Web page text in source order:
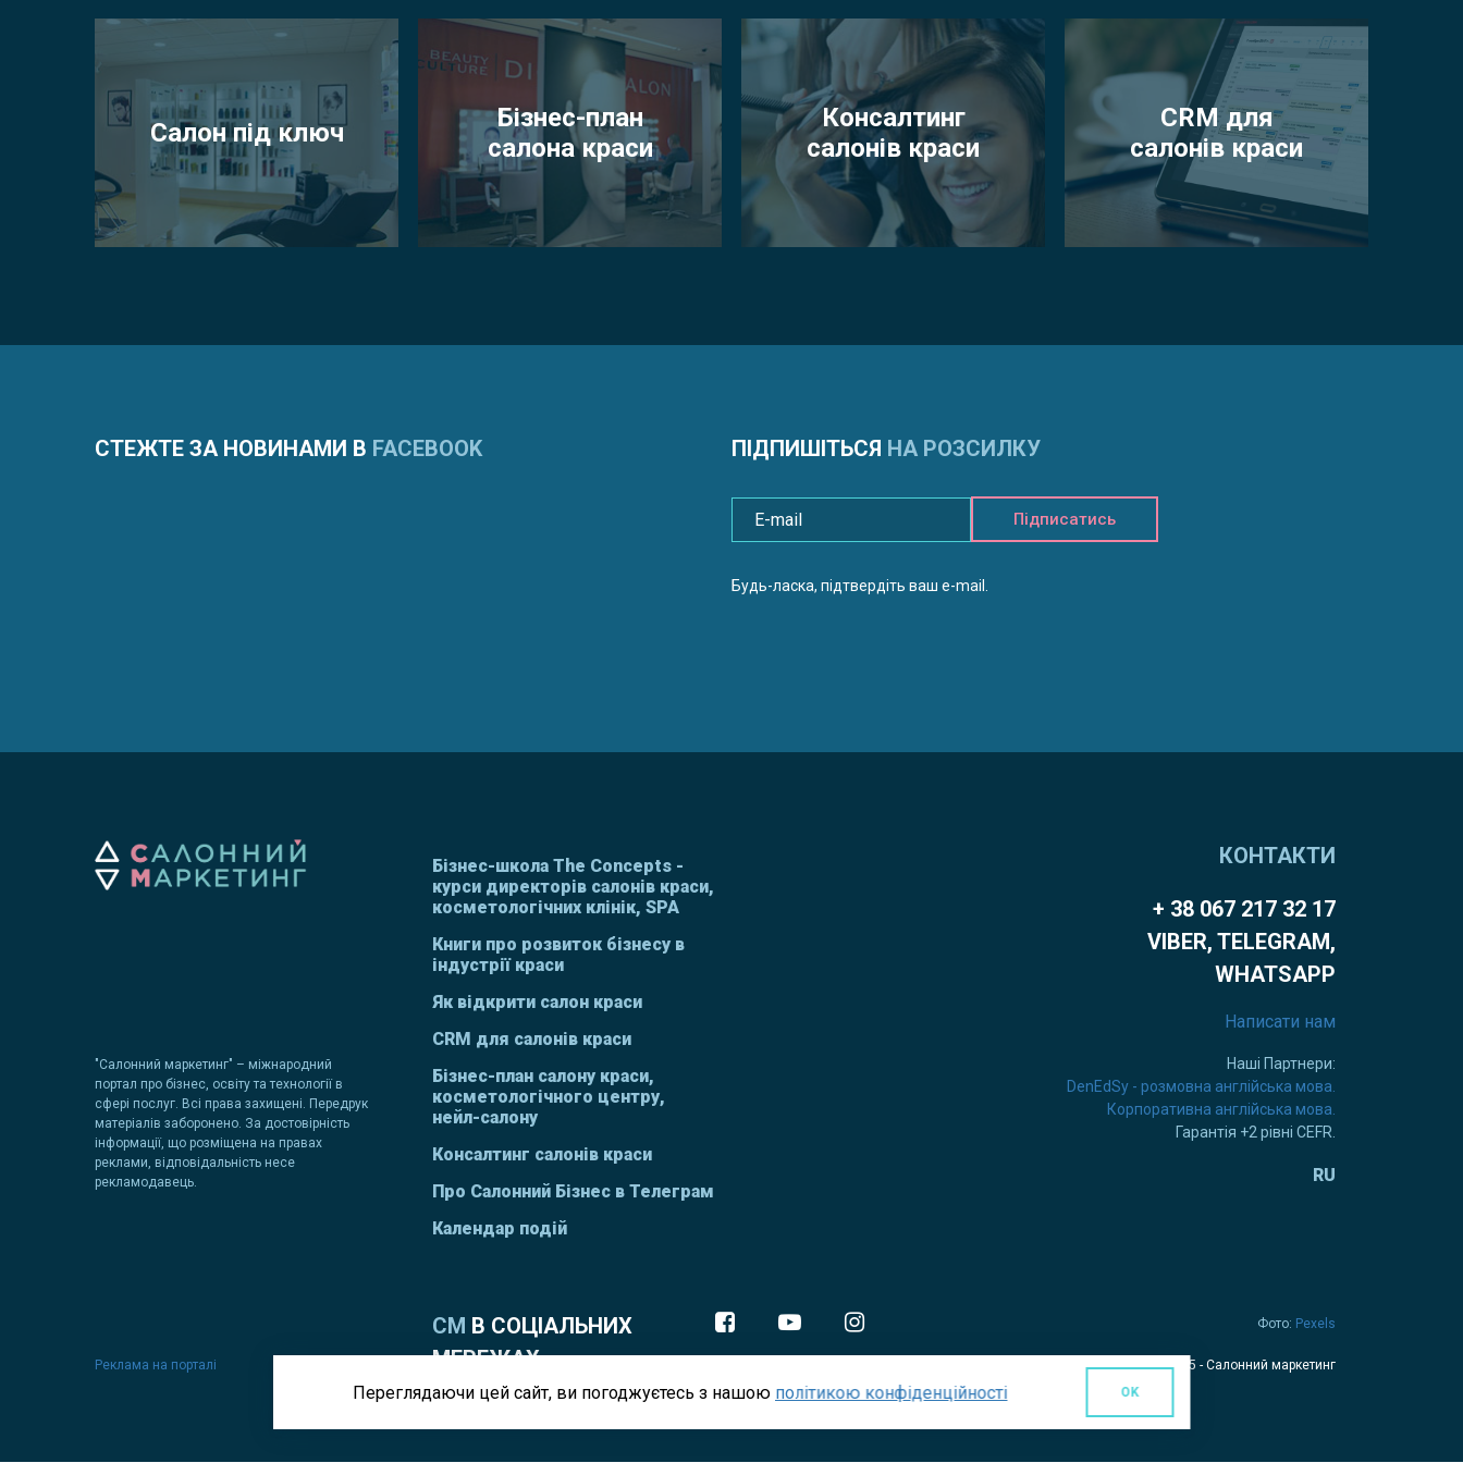
Салон під ключ
Бізнес-план
салона краси
Консалтинг
салонів краси
CRM для
салонів краси
СТЕЖТЕ ЗА НОВИНАМИ В FACEBOOK ПІДПИШІТЬСЯ НА РОЗСИЛКУ
Підписатись
Будь-ласка, підтвердіть ваш e-mail.
Переглядаючи цей сайт, ви погоджуєтесь з нашою політикою конфіденційності OK
"Салонний маркетинг" – міжнародний
портал про бізнес, освіту та технології в
сфері послуг. Всі права захищені. Передрук
матеріалів заборонено. За достовірність
інформації, що розміщена на правах
реклами, відповідальність несе
рекламодавець.
Реклама на порталі
Бізнес-школа The Concepts -
курси директорів салонів краси,
косметологічних клінік, SPA
Книги про розвиток бізнесу в
індустрії краси
Як відкрити салон краси
CRM для салонів краси
Бізнес-план салону краси,
косметологічного центру,
нейл-салону
Консалтинг салонів краси
Про Салонний Бізнес в Телеграм
Календар подій
СМ В СОЦІАЛЬНИХ
МЕРЕЖАХ
КОНТАКТИ
+ 38 067 217 32 17
VIBER, TELEGRAM,
WHATSAPP
Написати нам
Наші Партнери:
DenEdSy - розмовна англійська мова.
Корпоративна англійська мова.
Гарантія +2 рівні CEFR.
RU
Фото: Pexels
© 2025 - Салонний маркетинг